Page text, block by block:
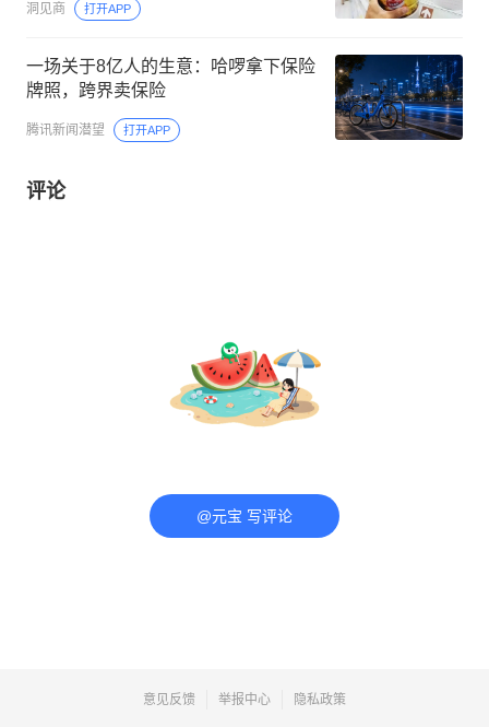
洞见商 打开APP
一场关于8亿人的生意：哈啰拿下保险
牌照，跨界卖保险
腾讯新闻潜望 打开APP
评论
@元宝 写评论
意见反馈 举报中心 隐私政策